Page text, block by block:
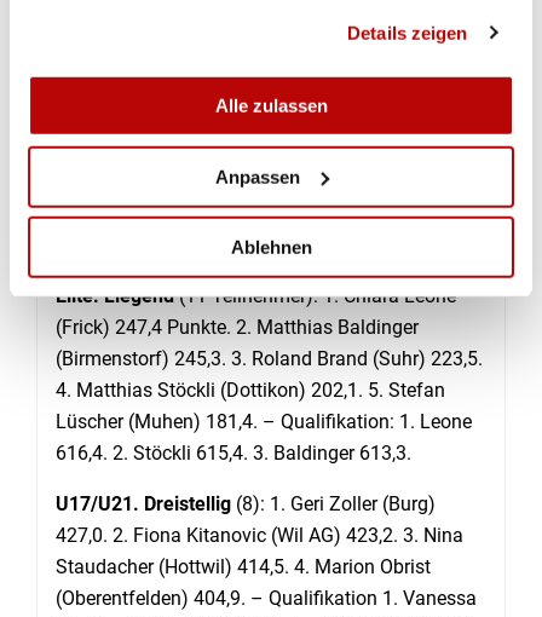
Details zeigen
Alle zulassen
Anpassen
Ablehnen
Resultate fielen angesichts der Corona-Umstände
gut aus. Doch in fast allen Kategorien haben
unsere Schützen für die Schweizer
Meisterschaften Luft nach oben.»(Wolfgang Rytz)
Elite. Liegend(11 Teilnehmer): 1. Chiara Leone
(Frick) 247,4 Punkte. 2. Matthias Baldinger
(Birmenstorf) 245,3. 3. Roland Brand (Suhr) 223,5.
4. Matthias Stöckli (Dottikon) 202,1. 5. Stefan
Lüscher (Muhen) 181,4. – Qualifikation: 1. Leone
616,4. 2. Stöckli 615,4. 3. Baldinger 613,3.
U17/U21. Dreistellig (8): 1. Geri Zoller (Burg)
427,0. 2. Fiona Kitanovic (Wil AG) 423,2. 3. Nina
Staudacher (Hottwil) 414,5. 4. Marion Obrist
(Oberentfelden) 404,9. – Qualifikation 1. Vanessa